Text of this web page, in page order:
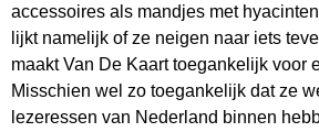
accessoires als mandjes met
lijkt namelijk of ze neigen naar iets
maakt Van De Kaart toegankelijk voor
Misschien wel zo toegankelijk dat ze
lezeressen van Nederland binnen